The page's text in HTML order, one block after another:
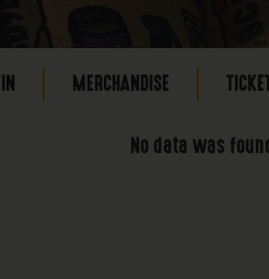
MERCHANDISE
No data was found